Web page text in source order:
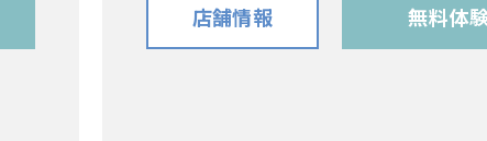
店舗情報 無料体